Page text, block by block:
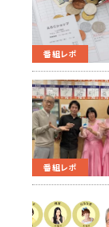
番組レポ
番組レポ